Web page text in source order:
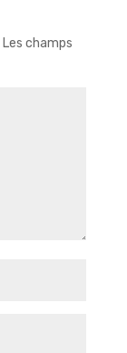
Les champs